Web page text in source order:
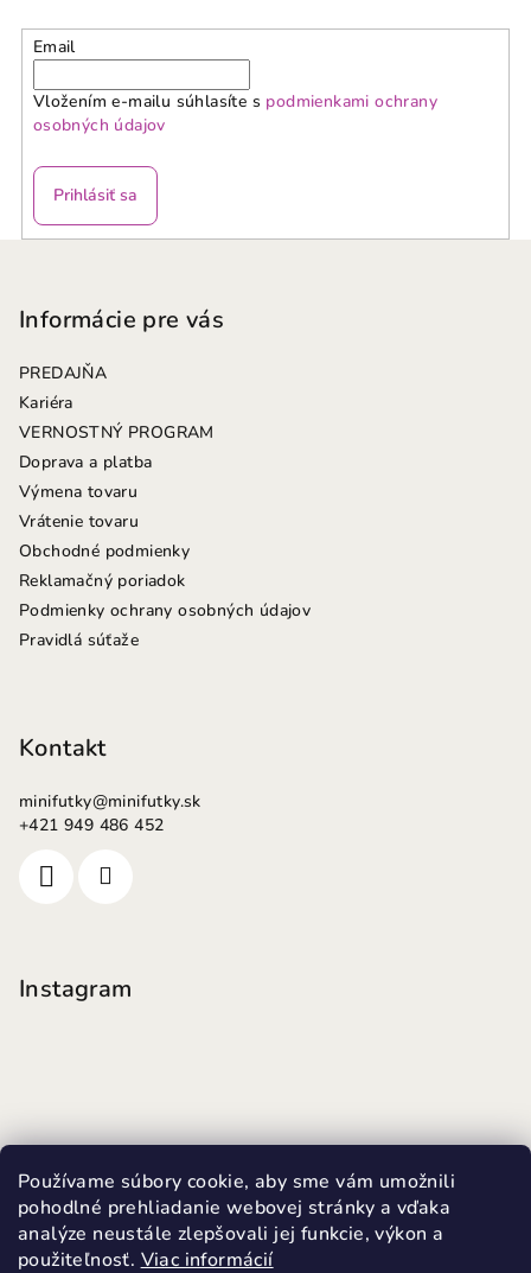
Používame súbory cookie, aby sme vám umožnili
pohodlné prehliadanie webovej stránky a vďaka
analýze neustále zlepšovali jej funkcie, výkon a
použiteľnosť. Viac informácií
Email
Vložením e-mailu súhlasíte s podmienkami ochrany
osobných údajov
Prihlásiť sa
Informácie pre vás
PREDAJŇA
Kariéra
VERNOSTNÝ PROGRAM
Doprava a platba
Výmena tovaru
Vrátenie tovaru
Obchodné podmienky
Reklamačný poriadok
Podmienky ochrany osobných údajov
Pravidlá súťaže
Kontakt
minifutky@minifutky.sk
+421 949 486 452
Instagram